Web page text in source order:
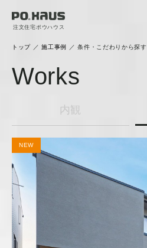
注文住宅ポウハウス
トップ ／施工事例 ／条件・こだわりから探す
Works
内観
NEW